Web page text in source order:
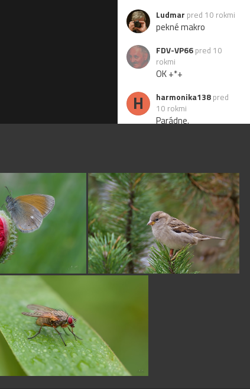
Ludmar pred 10 rokmi
pekné makro
FDV-VP66 pred 10
rokmi
OK +*+
H harmonika138 pred
10 rokmi
Parádne.
B batlespred 10 rokmi
Excelentné
kajkapred 10 rokmi
super!